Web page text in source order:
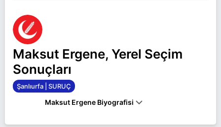
Maksut Ergene, Yerel Seçim
Sonuçları
Şanlıurfa | SURUÇ
Maksut Ergene Biyografisi